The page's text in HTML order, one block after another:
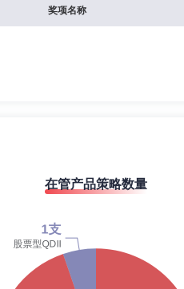
奖项名称
在管产品策略数量